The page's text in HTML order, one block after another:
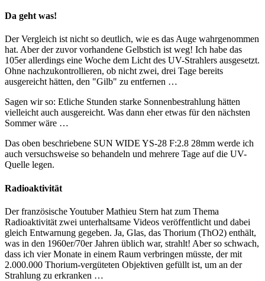
Da geht was!
Der Vergleich ist nicht so deutlich, wie es das Auge wahrgenommen
hat. Aber der zuvor vorhandene Gelbstich ist weg! Ich habe das
105er allerdings eine Woche dem Licht des UV-Strahlers ausgesetzt.
Ohne nachzukontrollieren, ob nicht zwei, drei Tage bereits
ausgereicht hätten, den "Gilb" zu entfernen …
Sagen wir so: Etliche Stunden starke Sonnenbestrahlung hätten
vielleicht auch ausgereicht. Was dann eher etwas für den nächsten
Sommer wäre …
Das oben beschriebene SUN WIDE YS-28 F:2.8 28mm werde ich
auch versuchsweise so behandeln und mehrere Tage auf die UV-
Quelle legen.
Radioaktivität
Der französische Youtuber Mathieu Stern hat zum Thema
Radioaktivität zwei unterhaltsame Videos veröffentlicht und dabei
gleich Entwarnung gegeben. Ja, Glas, das Thorium (ThO2) enthält,
was in den 1960er/70er Jahren üblich war, strahlt! Aber so schwach,
dass ich vier Monate in einem Raum verbringen müsste, der mit
2.000.000 Thorium-vergüteten Objektiven gefüllt ist, um an der
Strahlung zu erkranken …